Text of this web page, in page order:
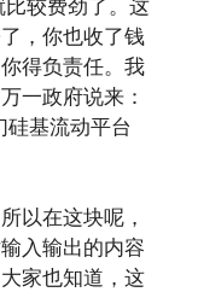
较费劲了。这
，你也收了钱
得负责任。我
一政府说来：
硅基流动平台
以在这块呢，
入输出的内容
家也知道，这